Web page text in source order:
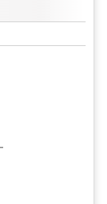
示が必要です。